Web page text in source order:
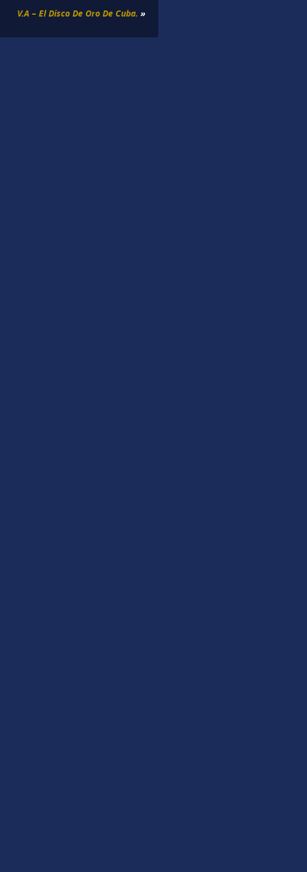
V.A – El Disco De Oro De Cuba. »